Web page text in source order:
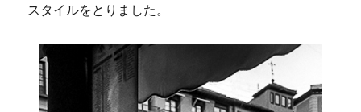
スタイルをとりました。